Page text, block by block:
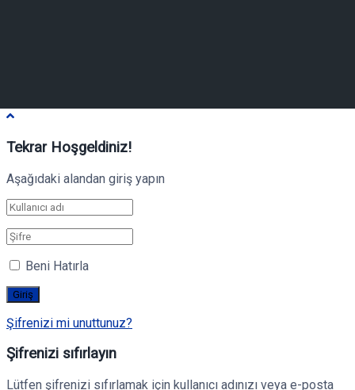
Tekrar Hoşgeldiniz!
Aşağıdaki alandan giriş yapın
Beni Hatırla
Şifrenizi mi unuttunuz?
Şifrenizi sıfırlayın
Lütfen şifrenizi sıfırlamak için kullanıcı adınızı veya e-posta